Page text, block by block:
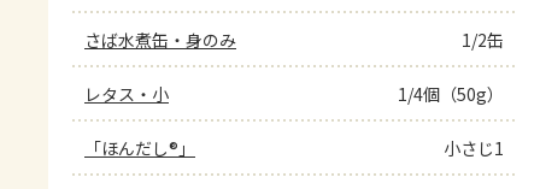
さば水煮缶・身のみ 1/2缶
レタス・小 1/4個（50g）
「ほんだし®」 小さじ1